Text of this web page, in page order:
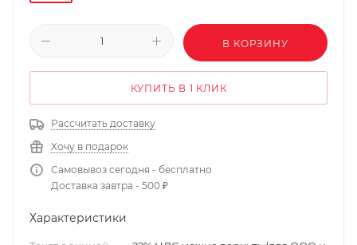
В КОРЗИНУ
КУПИТЬ В 1 КЛИК
Рассчитать доставку
Хочу в подарок
Самовывоз сегодня - бесплатно
Доставка завтра - 500 ₽
Характеристики